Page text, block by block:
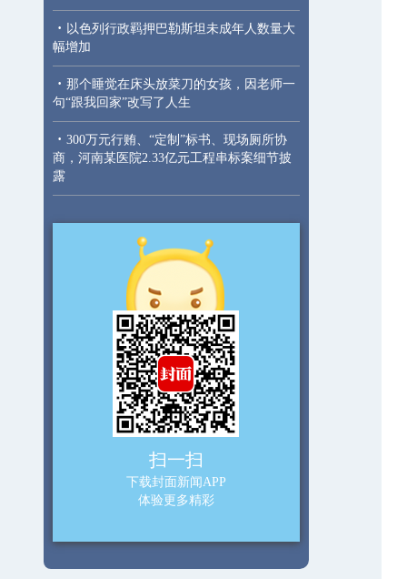
· 以色列行政羁押巴勒斯坦未成年人数量大
幅增加
· 那个睡觉在床头放菜刀的女孩，因老师一
句“跟我回家”改写了人生
· 300万元行贿、“定制”标书、现场厕所协
商，河南某医院2.33亿元工程串标案细节披
露
扫一扫
下载封面新闻APP
体验更多精彩